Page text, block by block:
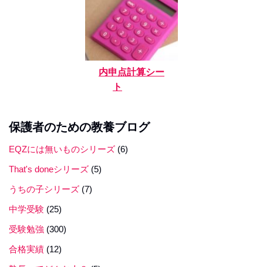
内申点計算シー
ト
保護者のための教養ブログ
EQZには無いものシリーズ (6)
That's doneシリーズ (5)
うちの子シリーズ (7)
中学受験 (25)
受験勉強 (300)
合格実績 (12)